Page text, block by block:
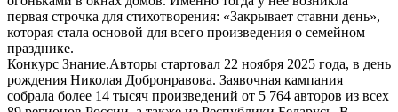
первая строчка для стихотворения: «Закрывает ставни день»,
которая стала основой для всего произведения о семейном
празднике.
Конкурс Знание.Авторы стартовал 22 ноября 2025 года, в день
рождения Николая Добронравова. Заявочная кампания
собрала более 14 тысяч произведений от 5 764 авторов из всех